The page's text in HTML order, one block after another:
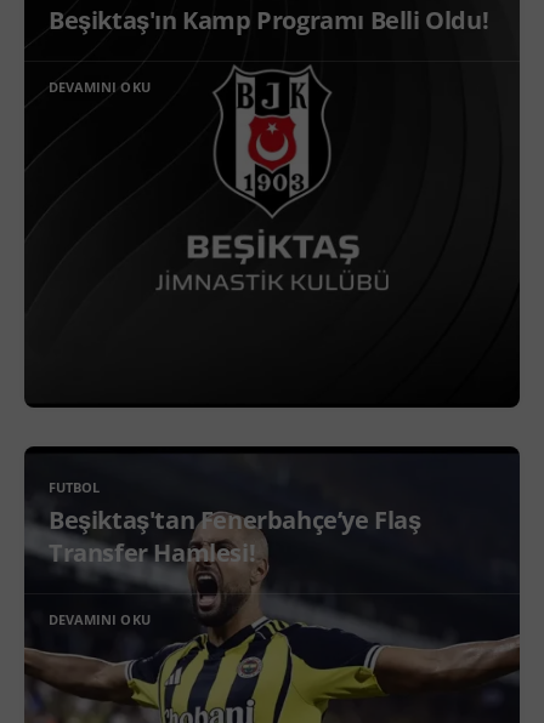
Beşiktaş'ın Kamp Programı Belli Oldu!
DEVAMINI OKU
FUTBOL
Beşiktaş'tan Fenerbahçe’ye Flaş
Transfer Hamlesi!
DEVAMINI OKU